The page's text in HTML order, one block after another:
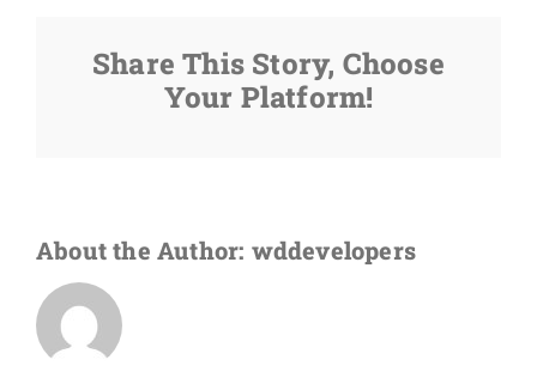
de
fianza
de
Share This Story, Choose
Your Platform!
About the Author: wddevelopers